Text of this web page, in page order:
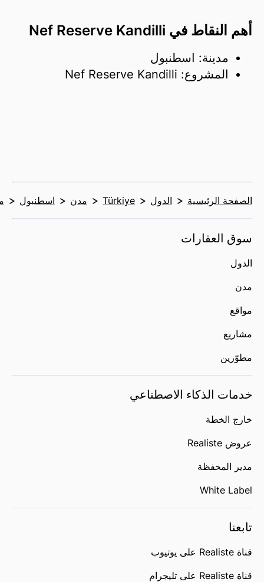
أهم النقاط في Nef Reserve Kandilli
مدينة: اسطنبول
المشروع: Nef Reserve Kandilli
الصفحة الرئيسية الدول Türkiye مدن اسطنبول
سوق العقارات
الدول
مدن
مواقع
مشاريع
مطوّرين
خدمات الذكاء الاصطناعي
خارج الخطة
عروض Realiste
مدير المحفظة
White Label
تابعنا
قناة Realiste على يوتيوب
قناة Realiste على تليجرام